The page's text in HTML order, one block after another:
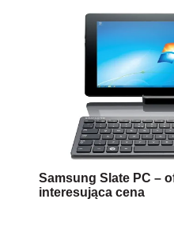
Samsung Slate PC –
interesująca cena